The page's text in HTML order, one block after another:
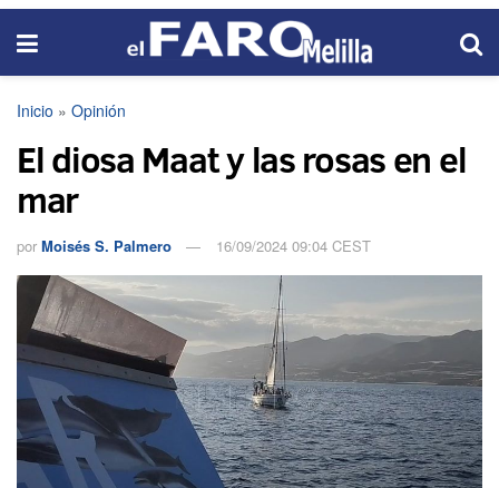
Inicio » Opinión
El diosa Maat y las rosas en el
mar
por Moisés S. Palmero 16/09/2024 09:04 CEST